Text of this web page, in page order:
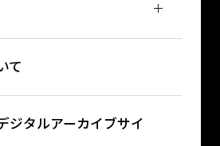
て
ジタルアーカイブサイ